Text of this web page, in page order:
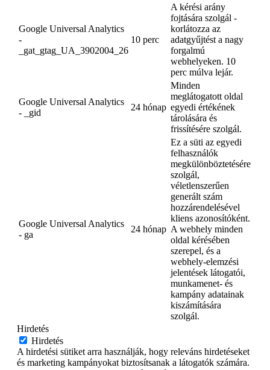
Google Universal Analytics
-
_gat_gtag_UA_3902004_26
10 perc
A kérési arány
fojtására szolgál -
korlátozza az
adatgyűjtést a nagy
forgalmú
webhelyeken. 10
perc múlva lejár.
Google Universal Analytics
- _gid
24 hónap
Minden
meglátogatott oldal
egyedi értékének
tárolására és
frissítésére szolgál.
Google Universal Analytics
- ga
24 hónap
Ez a süti az egyedi
felhasználók
megkülönböztetésére
szolgál,
véletlenszerűen
generált szám
hozzárendelésével
kliens azonosítóként.
A webhely minden
oldal kérésében
szerepel, és a
webhely-elemzési
jelentések látogatói,
munkamenet- és
kampány adatainak
kiszámítására
szolgál.
Hirdetés
Hirdetés
A hirdetési sütiket arra használják, hogy releváns hirdetéseket
és marketing kampányokat biztosítsanak a látogatók számára.